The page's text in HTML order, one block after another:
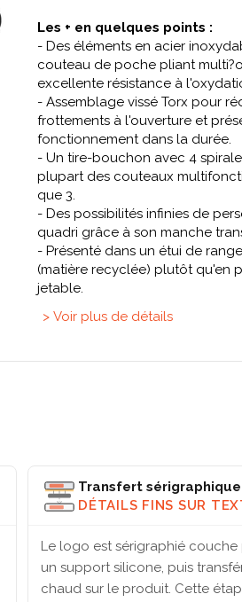
Les + en quelques points :
- Des éléments en acier
couteau de poche pliant
excellente résistance à
- Assemblage vissé Torx pour
frottements à l'ouverture et
fonctionnement dans la durée.
- Un tire-bouchon avec 4
plupart des couteaux
que 3.
- Des possibilités infinies de
quadri grâce à son manche
- Présenté dans un étui de
(matière recyclée) plutôt qu'en
jetable.
> Voir plus de détails
Transfert sérigraphique
DÉTAILS FINS SUR
Le logo est sérigraphié
un support silicone, puis
chaud sur le produit. Cette